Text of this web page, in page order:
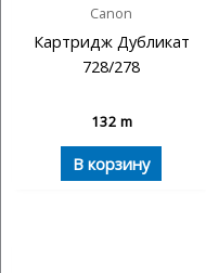
Canon
Картридж Дубликат
728/278
132 m
В корзину